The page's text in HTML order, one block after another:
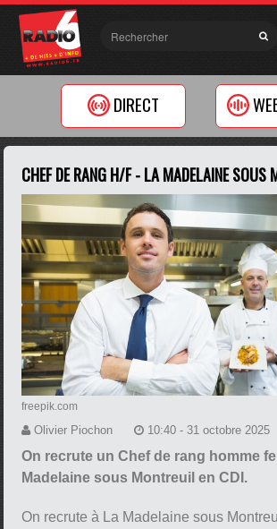
DIRECT
CHEF DE RANG H/F - LA MADELAINE SOUS
freepik.com
Olivier Piochon 10:40 - 31 octobre 2025
On recrute un Chef de rang homme
Madelaine sous Montreuil en CDI.
On recrute à La Madelaine sous